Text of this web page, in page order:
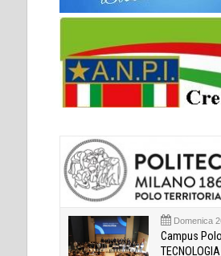
Domenica
Campus